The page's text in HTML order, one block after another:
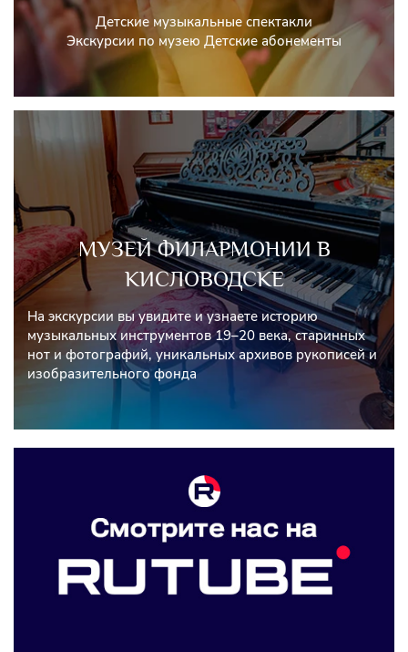
Детские музыкальные спектакли
Экскурсии по музею Детские абонементы
МУЗЕЙ ФИЛАРМОНИИ В
КИСЛОВОДСКЕ
На экскурсии вы увидите и узнаете историю
музыкальных инструментов 19–20 века, старинных
нот и фотографий, уникальных архивов рукописей и
изобразительного фонда